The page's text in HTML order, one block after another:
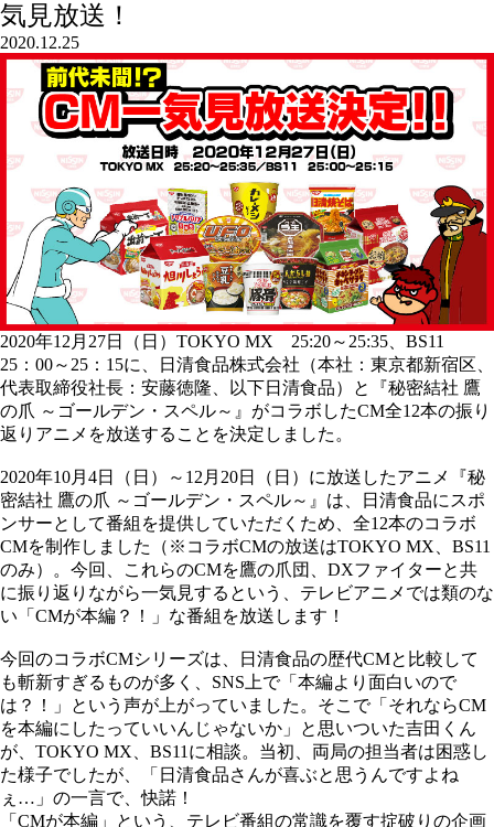
気見放送！
2020.12.25
2020年12月27日（日）TOKYO MX 25:20～25:35、BS11
25：00～25：15に、日清食品株式会社（本社：東京都新宿区、
代表取締役社長：安藤徳隆、以下日清食品）と『秘密結社 鷹
の爪 ～ゴールデン・スペル～』がコラボしたCM全12本の振り
返りアニメを放送することを決定しました。
2020年10月4日（日）～12月20日（日）に放送したアニメ『秘
密結社 鷹の爪 ～ゴールデン・スペル～』は、日清食品にスポ
ンサーとして番組を提供していただくため、全12本のコラボ
CMを制作しました（※コラボCMの放送はTOKYO MX、BS11
のみ）。今回、これらのCMを鷹の爪団、DXファイターと共
に振り返りながら一気見するという、テレビアニメでは類のな
い「CMが本編？！」な番組を放送します！
今回のコラボCMシリーズは、日清食品の歴代CMと比較して
も斬新すぎるものが多く、SNS上で「本編より面白いので
は？！」という声が上がっていました。そこで「それならCM
を本編にしたっていいんじゃないか」と思いついた吉田くん
が、TOKYO MX、BS11に相談。当初、両局の担当者は困惑し
た様子でしたが、「日清食品さんが喜ぶと思うんですよね
ぇ…」の一言で、快諾！
「CMが本編」という、テレビ番組の常識を覆す掟破りの企画